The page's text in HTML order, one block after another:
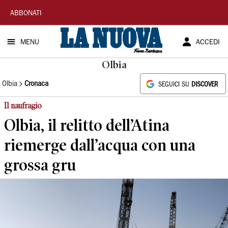
La
Nuova
Sardegna
ABBONATI
MENU ACCEDI
Olbia
Olbia Cronaca SEGUICI SU DISCOVER
Il naufragio
Olbia, il relitto dell’Atina
riemerge dall’acqua con una
grossa gru